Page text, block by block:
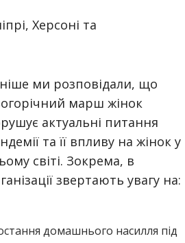
Херсоні та
ми розповідали, що
марш жінок
актуальні питання
та її впливу на жінок у
світі. Зокрема, в
звертають увагу на:
домашнього насилля під